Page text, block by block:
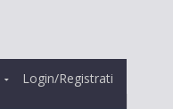
Login/Registrati